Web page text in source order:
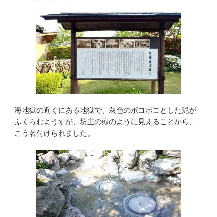
海地獄の近くにある地獄で、灰色のボコボコとした泥が
ふくらむようすが、坊主の頭のように見えることから、
こう名付けられました。